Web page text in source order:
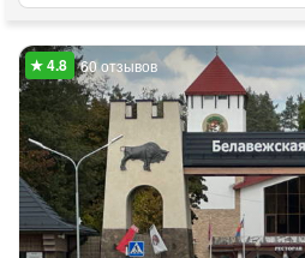
60 отзывов